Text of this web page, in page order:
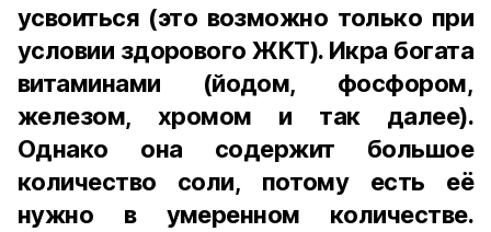
усвоиться (это возможно только при
условии здорового ЖКТ). Икра богата
витаминами (йодом, фосфором,
железом, хромом и так далее).
Однако она содержит большое
количество соли, потому есть её
нужно в умеренном количестве.